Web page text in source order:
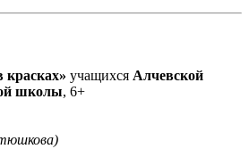
учащихся Алчевской
школы, 6+